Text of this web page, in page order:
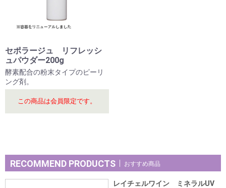
セポラージュ リフレッシ
ュパウダー200g
酵素配合の粉末タイプのピーリ
ング剤。
この商品は会員限定です。
RECOMMEND PRODUCTS おすすめ商品
レイチェルワイン ミネラルUV